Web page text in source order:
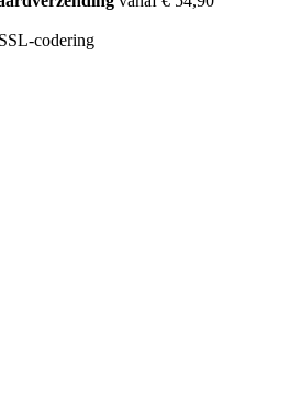
codering